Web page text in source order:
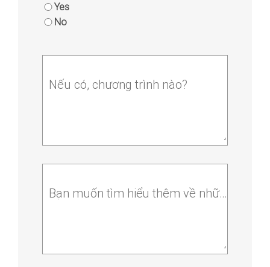
Yes
No
Nếu có, chương trình nào?
Bạn muốn tìm hiểu thêm về những chương trình nào? Bạn có câu hỏi gì cho sự kiện này?